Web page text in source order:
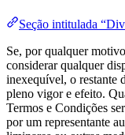
Seção intitulada
Se, por qualquer
considerar qualquer
inexequível, o restante
pleno vigor e efeito.
Termos e Condições
por um representante